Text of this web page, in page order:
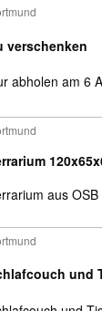
verschenken
abholen am 6
aus
und